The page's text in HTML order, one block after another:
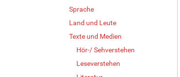
Sprache
Land und Leute
Texte und Medien
Hör-/ Sehverstehen
Leseverstehen